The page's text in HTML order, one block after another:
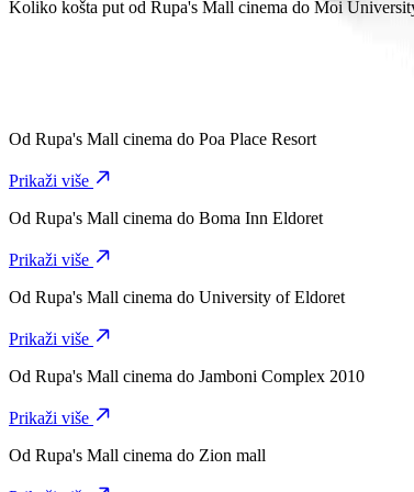
Potrebno je oko 13 min da stigneš od Rupa's Mall
Koliko košta put od Rupa's Mall cinema do Moi
Trošak vožnje od Rupa's Mall cinema do Moi
Od Rupa's Mall cinema do Poa Place Resort
Prikaži više
Od Rupa's Mall cinema do Boma Inn Eldoret
Prikaži više
Od Rupa's Mall cinema do University of Eldoret
Prikaži više
Od Rupa's Mall cinema do Jamboni Complex 2010
Prikaži više
Od Rupa's Mall cinema do Zion mall